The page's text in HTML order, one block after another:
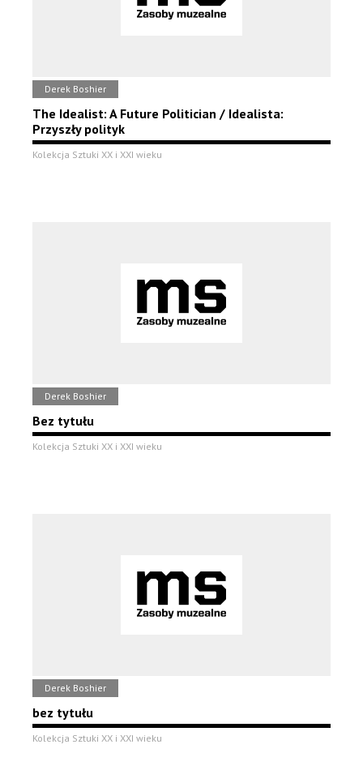
Derek Boshier
The Idealist: A Future Politician / Idealista:
Przyszły polityk
Kolekcja Sztuki XX i XXI wieku
Derek Boshier
Bez tytułu
Kolekcja Sztuki XX i XXI wieku
Derek Boshier
bez tytułu
Kolekcja Sztuki XX i XXI wieku